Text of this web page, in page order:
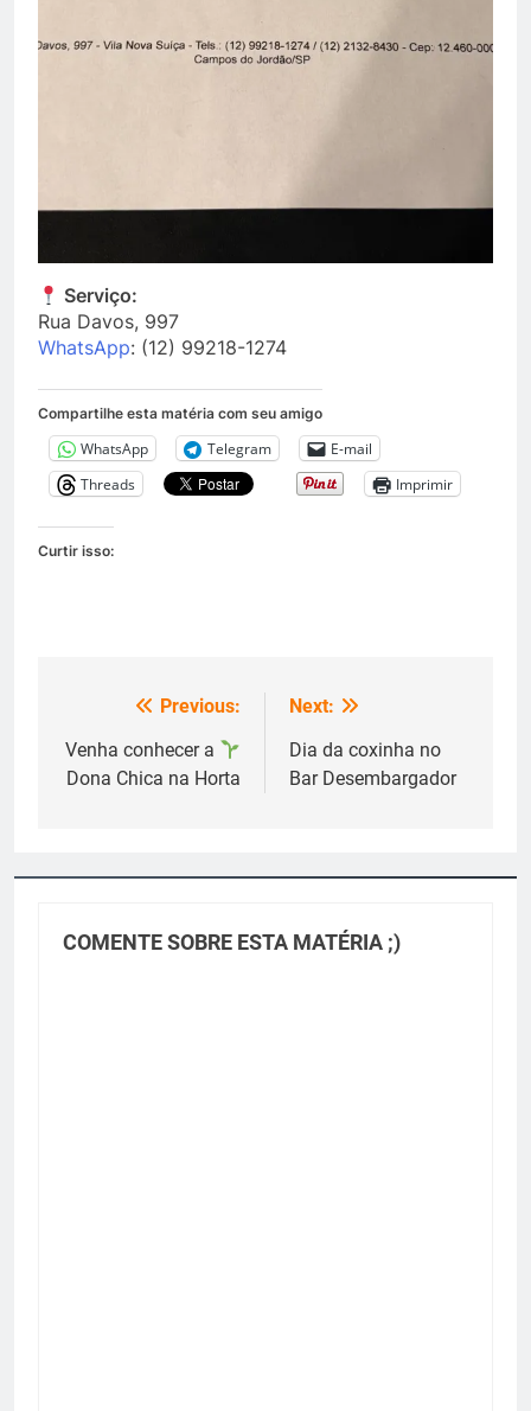
Serviço:
Rua Davos, 997
WhatsApp: (12) 99218-1274
Compartilhe esta matéria com seu amigo
WhatsApp Telegram
E-mail
Threads
Imprimir
Curtir isso:
Navegação
de
Previous:
Venha conhecer a
Dona Chica na Horta
Next:
Dia da coxinha no
Bar Desembargador
COMENTE SOBRE ESTA MATÉRIA ;)